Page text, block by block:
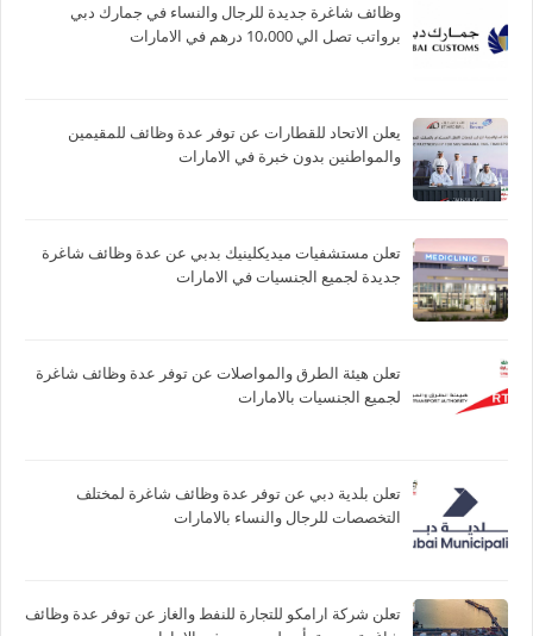
وظائف شاغرة جديدة للرجال والنساء في جمارك دبي
برواتب تصل الي 10،000 درهم في الامارات
يعلن الاتحاد للقطارات عن توفر عدة وظائف للمقيمين
والمواطنين بدون خبرة في الامارات
تعلن مستشفيات ميديكلينيك بدبي عن عدة وظائف شاغرة
جديدة لجميع الجنسيات في الامارات
تعلن هيئة الطرق والمواصلات عن توفر عدة وظائف شاغرة
لجميع الجنسيات بالامارات
تعلن بلدية دبي عن توفر عدة وظائف شاغرة لمختلف
التخصصات للرجال والنساء بالامارات
تعلن شركة ارامكو للتجارة للنفط والغاز عن توفر عدة وظائف